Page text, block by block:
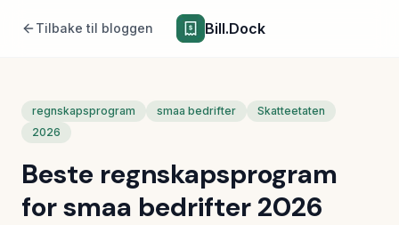
Tilbake til bloggen Bill.Dock
regnskapsprogram smaa bedrifter
Skatteetaten
2026
Beste regnskapsprogram
for smaa bedrifter 2026